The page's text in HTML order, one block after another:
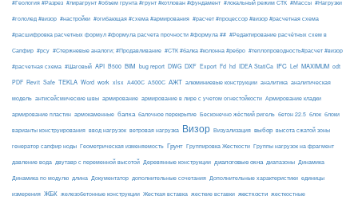
#Геология #Разрез #лирагрунт #объем грунта #грунт #котлован #фундамент #локальный режим СТК #Массы #Нагрузки
#гололед #визор #настройки #огибающая #схема #армирования #расчет #процессор #визор #расчетная схема
#расшифровка расчетных формул #формула расчета прочности #формула ## #Редактирование расчётных схем в
Сапфир #рсу #Стержневые аналоги; #Продавливание #СТК #балка #колонна #ребро #теплопроводность#расчет #визор
#расчетная схема #Шаговый API B500 BIM bug report DWG DXF Export Fd hd IDEA StatiCa IFC Lef MAXIMUM odt
PDF Revit Safe TEKLA Word work xlsx А400С А500С АЖТ алюминиевые конструкции аналитика аналитическая
модель антисейсмические швы армирование армирование в лире с учетом огнестойкости Армирование кладки
армирование пластин армокаменные балка балочное перекрытие Бесконечно жёсткий ригель бетон 22.5 блок блоки
варианты конструирования ввод нагрузок ветровая нагрузка Визор Визуализация выбор высота сжатой зоны
генератор сапфир ноды Геометрическая изменяемость Грунт Группировка Жесткости Группы нагрузок на фрагмент
давление вода двутавр с переменной высотой Деревянные конструкции диалоговые окна диапазоны Динамика
Динамика по модулю длина Документатор дополнительные сочетания Дополнительные характеристики единицы
измерения ЖБК железобетонные конструкции Жесткая вставка жесткие вставки жесткости жесткостные